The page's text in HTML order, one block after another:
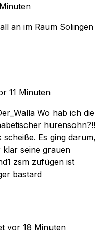
an im Raum Solingen
11 Minuten
Wo hab ich die
hurensohn?!!
Es ging darum,
klar seine grauen
zsm zufügen ist
bastard
vor 18 Minuten